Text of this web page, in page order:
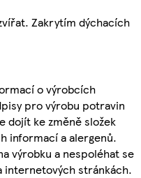
Zakrytím dýchacích
o výrobcích
pro výrobu potravin
dojít ke změně složek
informací a alergenů.
výrobku a nespoléhat se
internetových stránkách.